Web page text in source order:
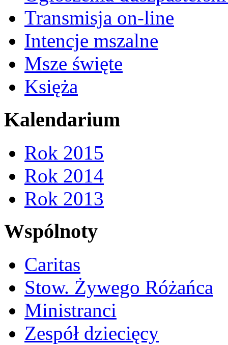
Transmisja on-line
Intencje mszalne
Msze święte
Księża
Kalendarium
Rok 2015
Rok 2014
Rok 2013
Wspólnoty
Caritas
Stow. Żywego Różańca
Ministranci
Zespół dziecięcy